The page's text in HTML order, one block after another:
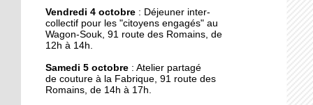
Vide-grenier au foyer
Saint-Arbogast ce
dimanche
27 septembre 2019
J'ai testé pour vous la
danse Kpop
Vendredi 4 octobre : Déjeuner inter-
collectif pour les "citoyens engagés" au
Wagon-Souk, 91 route des Romains, de
12h à 14h.
Samedi 5 octobre : Atelier partagé
de couture à la Fabrique, 91 route des
Romains, de 14h à 17h.